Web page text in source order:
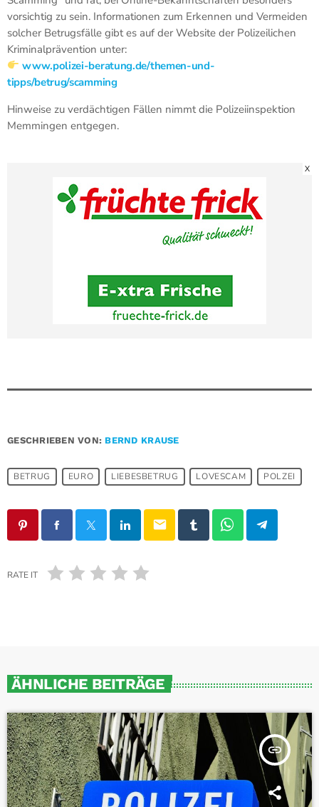
vorsichtig zu sein. Informationen zum Erkennen und Vermeiden
solcher Betrugsfälle gibt es auf der Website der Polizeilichen
Kriminalprävention unter:
www.polizei-beratung.de/themen-und-
tipps/betrug/scamming
Hinweise zu verdächtigen Fällen nimmt die Polizeiinspektion
Memmingen entgegen.
X
GESCHRIEBEN VON: BERND KRAUSE
BETRUG EURO LIEBESBETRUG LOVESCAM POLZEI
email
RATE IT
ÄHNLICHE BEITRÄGE
insert_link